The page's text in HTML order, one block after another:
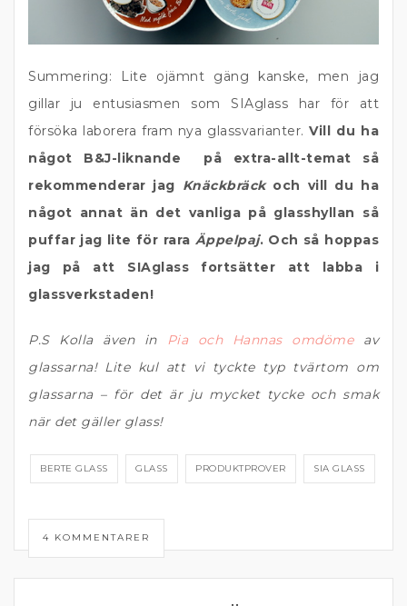
Summering: Lite ojämnt gäng kanske, men jag
gillar ju entusiasmen som SIAglass har för att
försöka laborera fram nya glassvarianter.Vill du ha
något B&J-liknande på extra-allt-temat så
rekommenderar jag Knäckbräckoch vill du ha
något annat än det vanliga på glasshyllan så
puffar jag lite för rara Äppelpaj. Och så hoppas
jag på att SIAglass fortsätter att labba i
glassverkstaden!
P.S Kolla även in Pia och Hannas omdömeav
glassarna! Lite kul att vi tyckte typ tvärtom om
glassarna – för det är ju mycket tycke och smak
när det gäller glass!
BERTE GLASS GLASS PRODUKTPROVER SIA GLASS
4 KOMMENTARER